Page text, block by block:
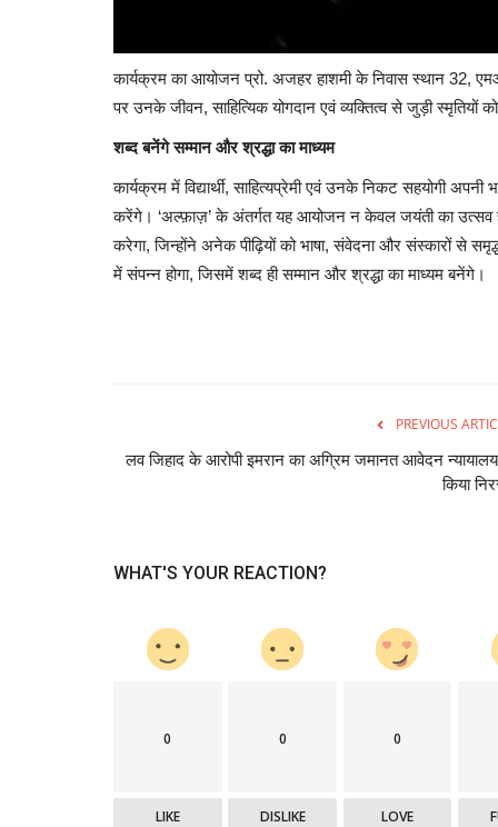
कार्यक्रम का आयोजन प्रो. अजहर हाशमी के निवास स्थान 32,
पर उनके जीवन, साहित्यिक योगदान एवं व्यक्तित्व से जुड़ी स्मृतियों
शब्द बनेंगे सम्मान और श्रद्धा का माध्यम
कार्यक्रम में विद्यार्थी, साहित्यप्रेमी एवं उनके निकट सहयोगी
करेंगे। ‘अल्फ़ाज़’ के अंतर्गत यह आयोजन न केवल जयंती का उत्सव
करेगा, जिन्होंने अनेक पीढ़ियों को भाषा, संवेदना और संस्कारों से
में संपन्न होगा, जिसमें शब्द ही सम्मान और श्रद्धा का माध्यम बनेंगे।
PREVIOUS
लव जिहाद के आरोपी इमरान का अग्रिम जमानत आवेदन
किया
WHAT'S YOUR REACTION?
0
LIKE
0
DISLIKE
0
LOVE
विचार सरोकार : देश में अंबानी, अडानी,
धनाढ्य,...
Hemant Bhatt Feb 17, 2026 0 173
देश में सिर्फ अमीरों की आबादी बढ़ी है। मगर देने की भावना जरा
धनाढ्यों...